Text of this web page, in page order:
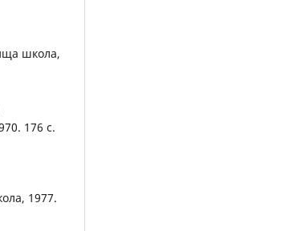
школа,
176 с.
1977.